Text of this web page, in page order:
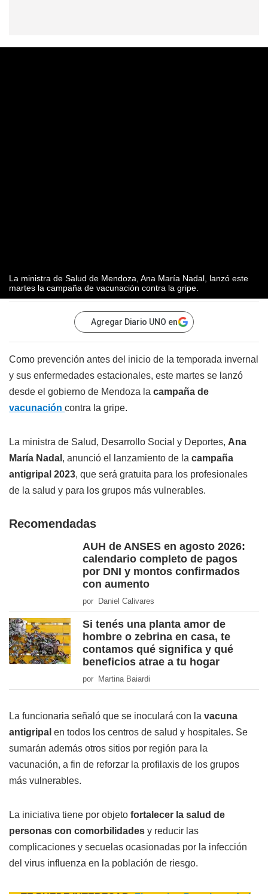
La ministra de Salud de Mendoza, Ana María Nadal, lanzó este
martes la campaña de vacunación contra la gripe.
Agregar Diario UNO en
Como prevención antes del inicio de la temporada invernal
y sus enfermedades estacionales, este martes se lanzó
desde el gobierno de Mendoza la campaña de
vacunación contra la gripe.
La ministra de Salud, Desarrollo Social y Deportes, Ana
María Nadal , anunció el lanzamiento de la campaña
antigripal 2023, que será gratuita para los profesionales
de la salud y para los grupos más vulnerables.
Recomendadas
AUH de ANSES en agosto 2026:
calendario completo de pagos
por DNI y montos confirmados
con aumento
por Daniel Calivares
Si tenés una planta amor de
hombre o zebrina en casa, te
contamos qué significa y qué
beneficios atrae a tu hogar
por Martina Baiardi
La funcionaria señaló que se inoculará con la vacuna
antigripal en todos los centros de salud y hospitales. Se
sumarán además otros sitios por región para la
vacunación, a fin de reforzar la profilaxis de los grupos
más vulnerables.
La iniciativa tiene por objeto fortalecer la salud de
personas con comorbilidades y reducir las
complicaciones y secuelas ocasionadas por la infección
del virus influenza en la población de riesgo.